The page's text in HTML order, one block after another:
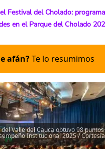
Festival del Cholado:
en el Parque del Cholado
afán?Te lo resumimos
Valle del Cauca obtuvo 98
Institucional 2025 / Cortesía